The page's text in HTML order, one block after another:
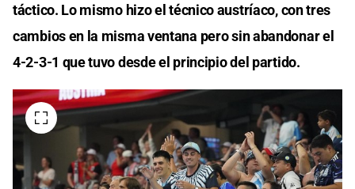
táctico. Lo mismo hizo el técnico austríaco, con tres
cambios en la misma ventana pero sin abandonar el
4-2-3-1 que tuvo desde el principio del partido.